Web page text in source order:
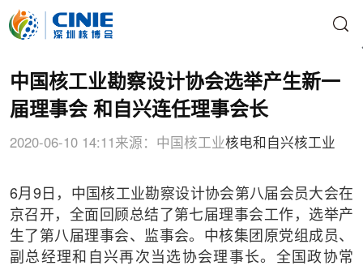
中国核工业勘察设计协会选举产生新一
届理事会 和自兴连任理事会长
2020-06-10 14:11 来源：中国核工业核电和自兴核工业
6月9日，中国核工业勘察设计协会第八届会员大会在
京召开，全面回顾总结了第七届理事会工作，选举产
生了第八届理事会、监事会。中核集团原党组成员、
副总经理和自兴再次当选协会理事长。全国政协常